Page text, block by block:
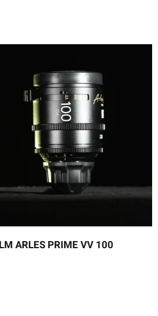
ARLES PRIME VV 100